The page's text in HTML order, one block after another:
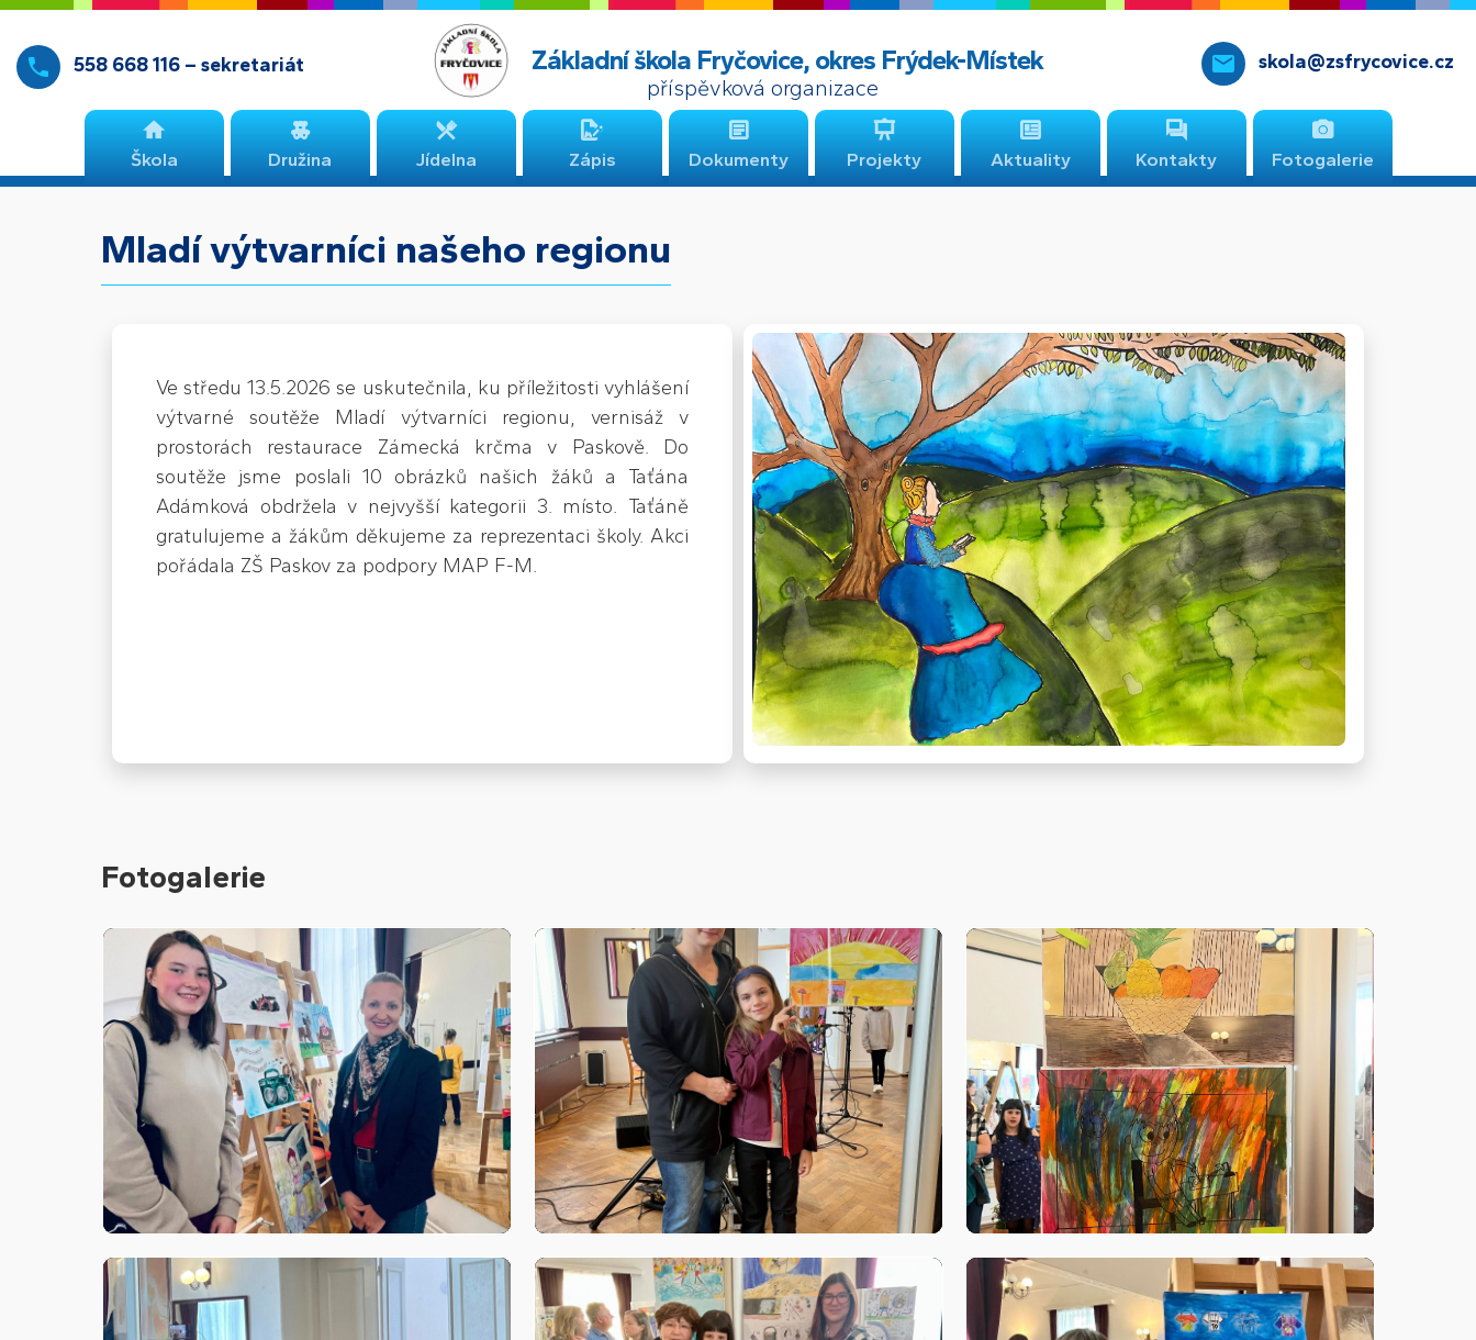
Základní škola Fryčovice, okres Frýdek-Místek
příspěvková organizace
skola@zsfrycovice.cz
558 668 116 – sekretariát
Škola Družina Jídelna Zápis Dokumenty Projekty Aktuality Kontakty Fotogalerie
Mladí výtvarníci našeho regionu
Ve středu 13.5.2026 se uskutečnila, ku příležitosti vyhlášení
výtvarné soutěže Mladí výtvarníci regionu, vernisáž v
prostorách restaurace Zámecká krčma v Paskově. Do
soutěže jsme poslali 10 obrázků našich žáků a Taťána
Adámková obdržela v nejvyšší kategorii 3. místo. Taťáně
gratulujeme a žákům děkujeme za reprezentaci školy. Akci
pořádala ZŠ Paskov za podpory MAP F-M.
Fotogalerie